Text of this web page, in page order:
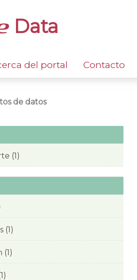
Data
del portal Contacto
de datos
(1)
(1)